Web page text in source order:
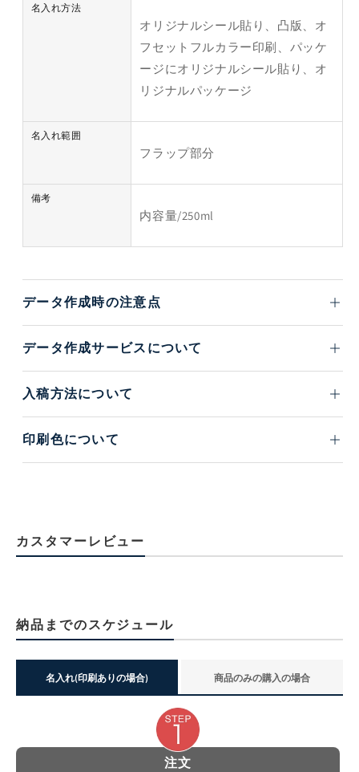
名入れ方法
オリジナルシール貼り、凸版、オ
フセットフルカラー印刷、パッケ
ージにオリジナルシール貼り、オ
リジナルパッケージ
名入れ範囲
フラップ部分
備考
内容量/250ml
データ作成時の注意点
データ作成サービスについて
入稿方法について
印刷色について
カスタマーレビュー
納品までのスケジュール
名入れ(印刷ありの場合) 商品のみの購入の場合
注文